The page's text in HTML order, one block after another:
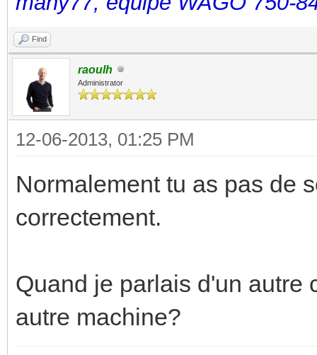
Find
raoulh
Administrator
12-06-2013, 01:25 PM
Normalement tu as pas de
correctement.
Quand je parlais d'un autre
autre machine?